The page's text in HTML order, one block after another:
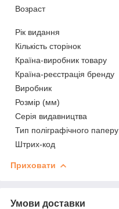
Возраст
Рік видання
Кількість сторінок
Країна-виробник товару
Країна-реєстрація бренду
Виробник
Розмір (мм)
Серія видавництва
Тип поліграфічного паперу
Штрих-код
Приховати
Умови доставки